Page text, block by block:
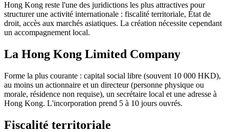
Hong Kong reste l'une des juridictions les plus attractives pour
structurer une activité internationale : fiscalité territoriale, État de
droit, accès aux marchés asiatiques. La création nécessite cependant
un accompagnement local.
La Hong Kong Limited Company
Forme la plus courante : capital social libre (souvent 10 000 HKD),
au moins un actionnaire et un directeur (personne physique ou
morale, résidence non requise), un secrétaire local et une adresse à
Hong Kong. L'incorporation prend 5 à 10 jours ouvrés.
Fiscalité territoriale